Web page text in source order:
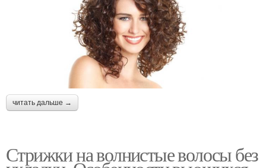
читать дальше →
Стрижки на волнистые волосы без